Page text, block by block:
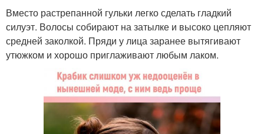
Вместо растрепанной гульки легко сделать гладкий
силуэт. Волосы собирают на затылке и высоко цепляют
средней заколкой. Пряди у лица заранее вытягивают
утюжком и хорошо приглаживают любым лаком.